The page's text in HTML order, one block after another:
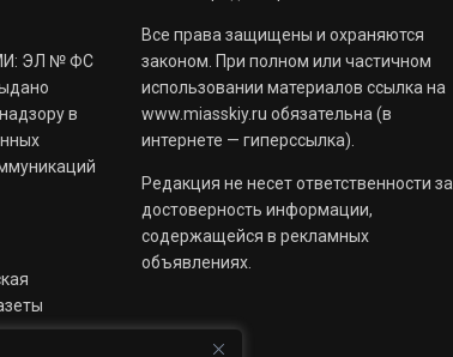
ЭЛ № ФС
в
Все права защищены и охраняются
законом. При полном или частичном
использовании материалов ссылка на
www.miasskiy.ru обязательна (в
интернете — гиперссылка).
Редакция не несет ответственности за
достоверность информации,
содержащейся в рекламных
объявлениях.